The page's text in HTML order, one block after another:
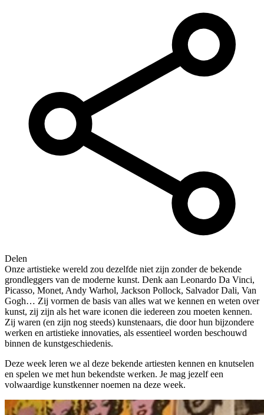
Delen
Onze artistieke wereld zou dezelfde niet zijn zonder de bekende
grondleggers van de moderne kunst. Denk aan Leonardo Da Vinci,
Picasso, Monet, Andy Warhol, Jackson Pollock, Salvador Dali, Van
Gogh… Zij vormen de basis van alles wat we kennen en weten over
kunst, zij zijn als het ware iconen die iedereen zou moeten kennen.
Zij waren (en zijn nog steeds) kunstenaars, die door hun bijzondere
werken en artistieke innovaties, als essentieel worden beschouwd
binnen de kunstgeschiedenis.
Deze week leren we al deze bekende artiesten kennen en knutselen
en spelen we met hun bekendste werken. Je mag jezelf een
volwaardige kunstkenner noemen na deze week.